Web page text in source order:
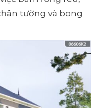
tường và bong